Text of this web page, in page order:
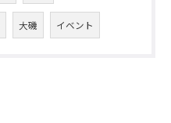
大磯 イベント